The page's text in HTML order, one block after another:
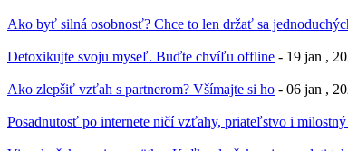
Ako byť silná osobnosť? Chce to len držať sa
Detoxikujte svoju myseľ. Buďte chvíľu offline - 19 jan ,
Ako zlepšiť vzťah s partnerom? Všímajte si ho - 06 jan ,
Posadnutosť po internete ničí vzťahy, priateľstvo i